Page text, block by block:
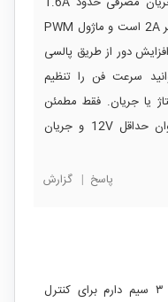
است . جریان مصرفی این فن زیر 2A است و ماژول PWM
دور از طریق پالسی
سرعت فن را تنظیم
یا جریان. فقط مطمئن
شوید منبع تغذیه مناسبی با توان حداقل 12V و جریان
پاسخ | گزارش
سلام خسته نباشید جت فن ۱۲ ولت ۳ سیم دارم برای کنترل